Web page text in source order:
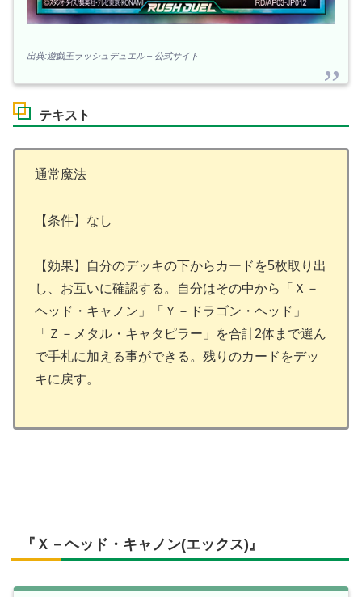
出典:遊戯王ラッシュデュエル – 公式サイト
テキスト
通常魔法
【条件】なし
【効果】自分のデッキの下からカードを5枚取り出
し、お互いに確認する。自分はその中から「Ｘ－
ヘッド・キャノン」「Ｙ－ドラゴン・ヘッド」
「Ｚ－メタル・キャタピラー」を合計2体まで選ん
で手札に加える事ができる。残りのカードをデッ
キに戻す。
『Ｘ－ヘッド・キャノン(エックス)』